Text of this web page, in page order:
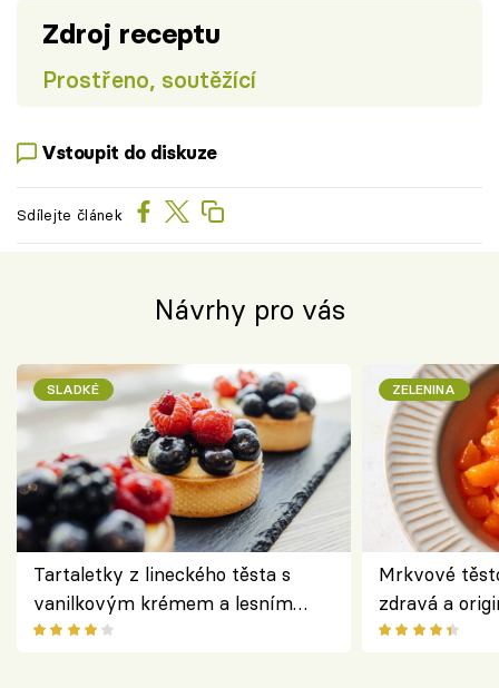
Zdroj receptu
Prostřeno, soutěžící
Vstoupit do diskuze
Sdílejte článek
Návrhy pro vás
SLADKÉ
Tartaletky z lineckého těsta s
vanilkovým krémem a lesním
ovocem podle Bread Society
ZELENINA
Mrkvové
zdravá a
klasiky